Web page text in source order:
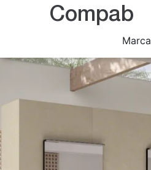
Compab
Marca